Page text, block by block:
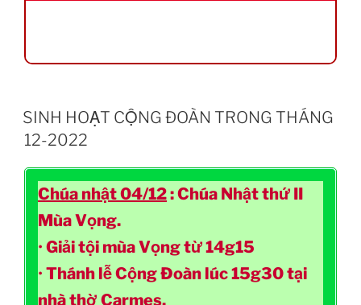
SINH HOẠT CỘNG ĐOÀN TRONG THÁNG
12-2022
Chúa nhật 04/12: Chúa Nhật thứ II
Mùa Vọng.
• Giải tội mùa Vọng từ 14g15
• Thánh lễ Cộng Đoàn lúc 15g30 tại
nhà thờ Carmes.